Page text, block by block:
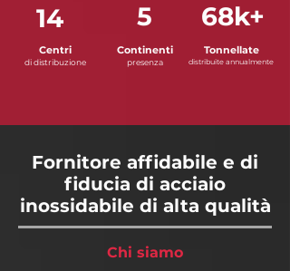
14
Centri
di distribuzione
5
Continenti
presenza
68k+
Tonnellate
distribuite annualmente
Fornitore affidabile e di
fiducia di acciaio
inossidabile di alta qualità
Chi siamo